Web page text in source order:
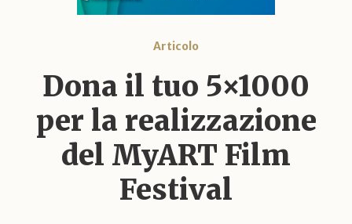
Articolo
Dona il tuo 5×1000
per la realizzazione
del MyART Film
Festival